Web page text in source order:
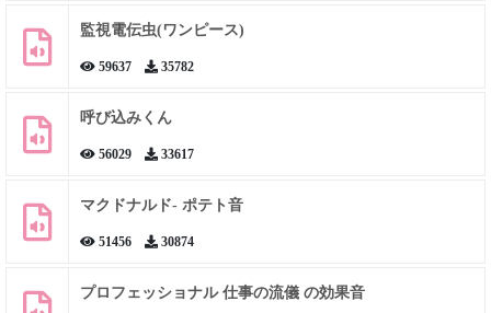
監視電伝虫(ワンピース)
59637 35782
呼び込みくん
56029 33617
マクドナルド- ポテト音
51456 30874
プロフェッショナル 仕事の流儀 の効果音